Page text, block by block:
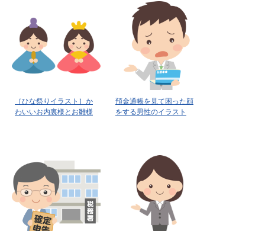
［ひな祭りイラスト］か
わいいお内裏様とお雛様
預金通帳を見て困った顔
をする男性のイラスト